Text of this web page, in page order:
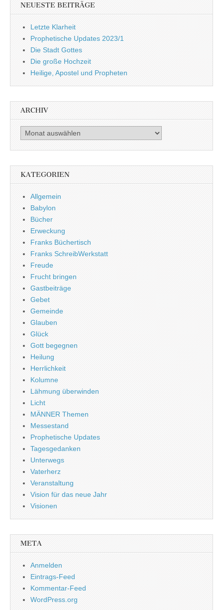
NEUESTE BEITRÄGE
Letzte Klarheit
Prophetische Updates 2023/1
Die Stadt Gottes
Die große Hochzeit
Heilige, Apostel und Propheten
ARCHIV
Archiv
KATEGORIEN
Allgemein
Babylon
Bücher
Erweckung
Franks Büchertisch
Franks SchreibWerkstatt
Freude
Frucht bringen
Gastbeiträge
Gebet
Gemeinde
Glauben
Glück
Gott begegnen
Heilung
Herrlichkeit
Kolumne
Lähmung überwinden
Licht
MÄNNER Themen
Messestand
Prophetische Updates
Tagesgedanken
Unterwegs
Vaterherz
Veranstaltung
Vision für das neue Jahr
Visionen
META
Anmelden
Eintrags-Feed
Kommentar-Feed
WordPress.org